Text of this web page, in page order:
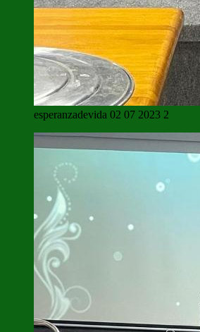
esperanzadevida 02 07 2023 2